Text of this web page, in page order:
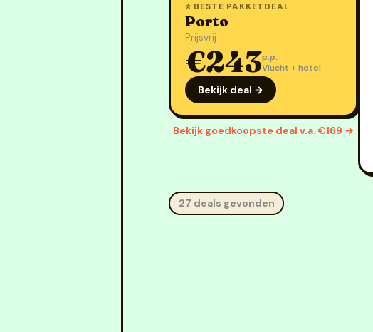
⭐ BESTE PAKKETDEAL
Porto
Prijsvrij
€243p.p.
Vlucht + hotel
Bekijk deal →
Bekijk goedkoopste deal v.a. €169 →
27 deals gevonden